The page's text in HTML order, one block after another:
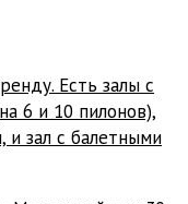
Есть залы с
6 и 10 пилонов),
и зал с балетными